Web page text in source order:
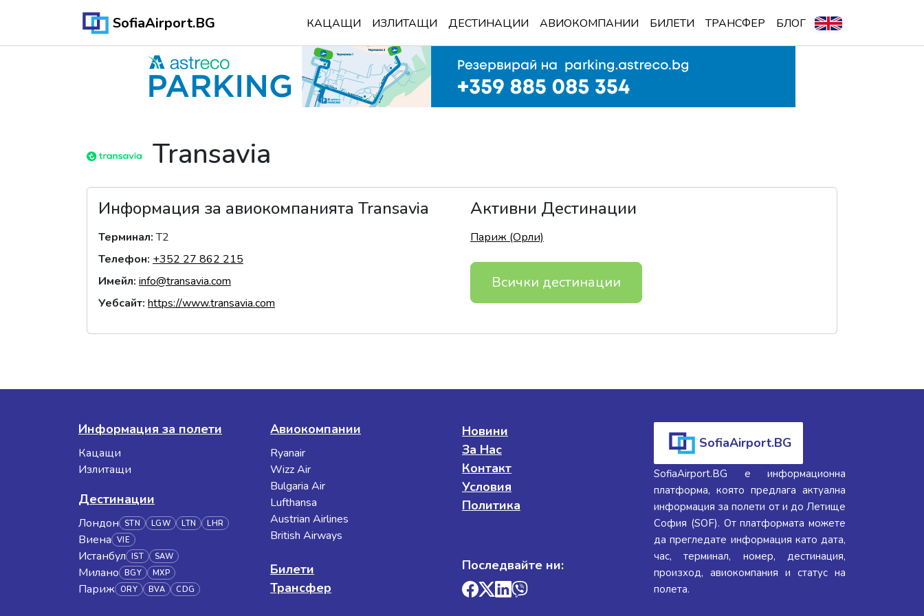
SofiaAirport.BG КАЦАЩИ ИЗЛИТАЩИ ДЕСТИНАЦИИ АВИОКОМПАНИИ БИЛЕТИ ТРАНСФЕР БЛОГ
Transavia
Информация за авиокомпанията Transavia
Терминал: T2
Телефон: +352 27 862 215
Имейл: info@transavia.com
Уебсайт: https://www.transavia.com
Активни Дестинации
Париж (Орли)
Всички дестинации
Информация за полети
Кацащи
Излитащи
Дестинации
Лондон STN LGW LTN LHR
Виена VIE
Истанбул IST SAW
Милано BGY MXP
Париж ORY BVA CDG
Авиокомпании
Ryanair
Wizz Air
Bulgaria Air
Lufthansa
Austrian Airlines
British Airways
Билети
Трансфер
Новини
За Нас
Контакт
Условия
Политика
Последвайте ни:
SofiaAirport.BG
SofiaAirport.BG е информационна
платформа, която предлага актуална
информация за полети от и до Летище
София (SOF). От платформата можете
да прегледате информация като дата,
час, терминал, номер, дестинация,
произход, авиокомпания и статус на
полета.